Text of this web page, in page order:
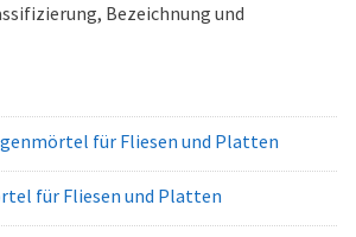
Bezeichnung und
für Fliesen und Platten
für Fliesen und Platten